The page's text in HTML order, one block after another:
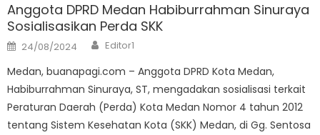
Anggota DPRD Medan Habiburrahman Sinuraya
Sosialisasikan Perda SKK
Posted
on
24/08/2024 Author
Editor1
Medan, buanapagi.com – Anggota DPRD Kota Medan,
Habiburrahman Sinuraya, ST, mengadakan sosialisasi terkait
Peraturan Daerah (Perda) Kota Medan Nomor 4 tahun 2012
tentang Sistem Kesehatan Kota (SKK) Medan, di Gg. Sentosa